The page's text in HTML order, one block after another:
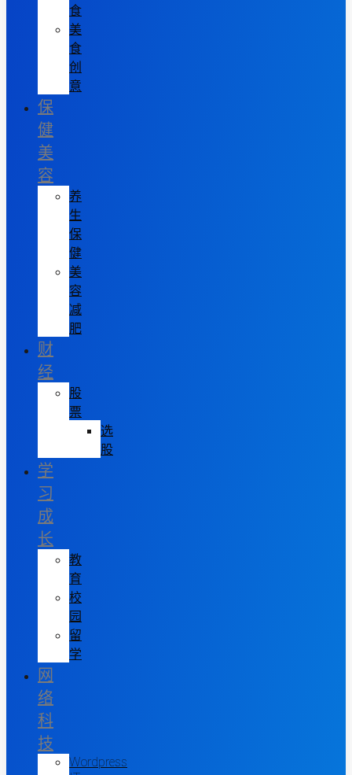
食
美
食
创
意
保
健
美
容
养
生
保
健
美
容
减
肥
财
经
股
票
选
股
学
习
成
长
教
育
校
园
留
学
网
络
科
技
Wordpress